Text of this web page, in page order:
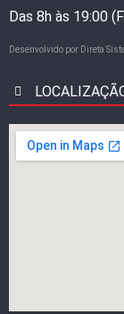
Das 8h às 19:00
Desenvolvido por Direta